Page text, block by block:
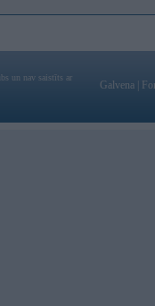
un nav saistīts ar
Galvena